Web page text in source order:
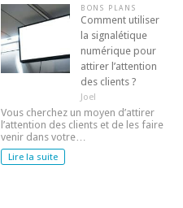
BONS PLANS
Comment utiliser
la signalétique
numérique pour
attirer l’attention
des clients ?
Joel
Vous cherchez un moyen d’attirer
l’attention des clients et de les faire
venir dans votre…
Lire la suite